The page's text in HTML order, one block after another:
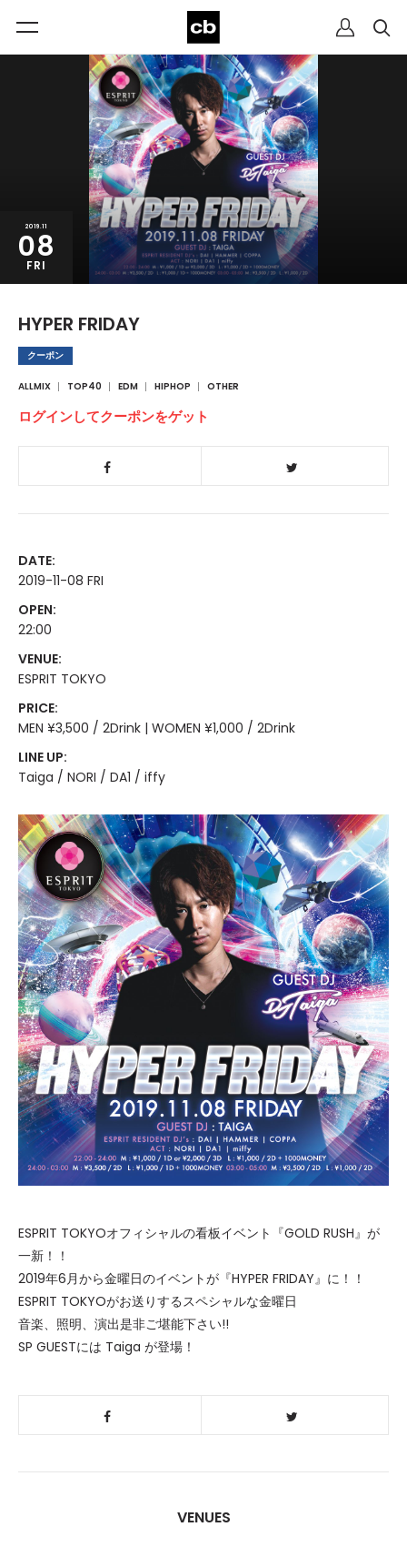
2019.11
08
FRI
HYPER FRIDAY
クーポン
ALLMIX TOP40 EDM HIPHOP OTHER
ログインしてクーポンをゲット
DATE:
2019-11-08 FRI
OPEN:
22:00
VENUE:
ESPRIT TOKYO
PRICE:
MEN ¥3,500 / 2Drink | WOMEN ¥1,000 / 2Drink
LINE UP:
Taiga / NORI / DA1 / iffy
ESPRIT TOKYOオフィシャルの看板イベント『GOLD RUSH』が
一新！！
2019年6月から金曜日のイベントが『HYPER FRIDAY』に！！
ESPRIT TOKYOがお送りするスペシャルな金曜日
音楽、照明、演出是非ご堪能下さい!!
SP GUESTには Taiga が登場！
VENUES